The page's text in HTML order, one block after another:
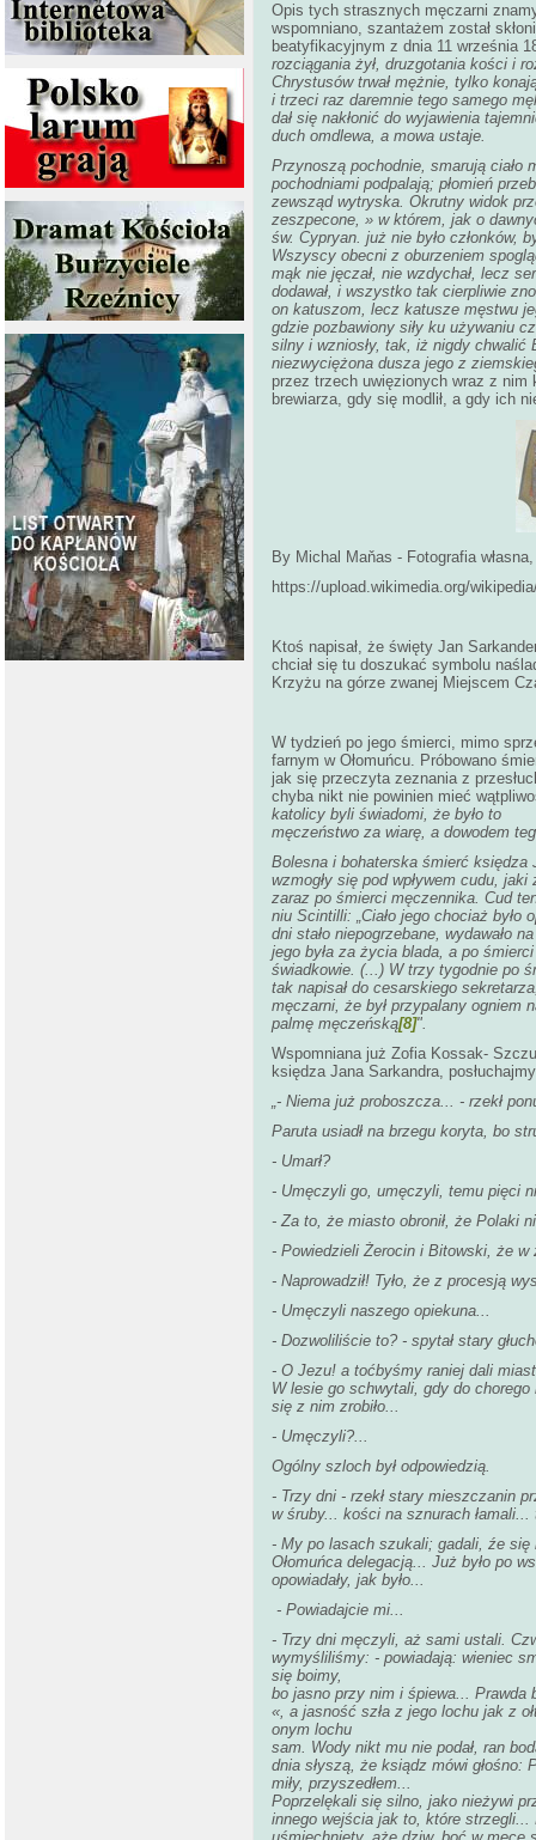
Opis tych strasznych męczarni
wspomniano, szantażem został
beatyfikacyjnym z dnia 11 września
rozciągania żył, druzgotania kości i
Chrystusów trwał mężnie, tylko
i trzeci raz daremnie tego samego
dał się nakłonić do wyjawienia
duch omdlewa, a mowa ustaje.
Przynoszą pochodnie, smarują ciało
pochodniami podpalają; płomień
zewsząd wytryska. Okrutny widok
zeszpecone, » w którem, jak o
św. Cypryan. już nie było członków,
Wszyscy obecni z oburzeniem
mąk nie jęczał, nie wzdychał, lecz
dodawał, i wszystko tak cierpliwie
on katuszom, lecz katusze męstwu
gdzie pozbawiony siły ku używaniu
silny i wzniosły, tak, iż nigdy chwalić
niezwyciężona dusza jego z
przez trzech uwięzionych wraz z nim
brewiarza, gdy się modlił, a gdy ich
By Michal Maňas - Fotografia
https://upload.wikimedia.org/
Ktoś napisał, że święty Jan
chciał się tu doszukać symbolu
Krzyżu na górze zwanej Miejscem
W tydzień po jego śmierci, mimo
farnym w Ołomuńcu. Próbowano
jak się przeczyta zeznania z
chyba nikt nie powinien mieć
katolicy byli świadomi, że było to
męczeństwo za wiarę, a dowodem
Bolesna i bohaterska śmierć księdza
wzmogły się pod wpływem cudu, jaki
zaraz po śmierci męczennika. Cud
niu Scintilli: „Ciało jego chociaż było
dni stało niepogrzebane, wydawało
jego była za życia blada, a po
świadkowie. (...) W trzy tygodnie po
tak napisał do cesarskiego
męczarni, że był przypalany ogniem
palmę męczeńską[8]".
Wspomniana już Zofia Kossak-
księdza Jana Sarkandra,
„- Niema już proboszcza... - rzekł
Paruta usiadł na brzegu koryta, bo
- Umarł?
- Umęczyli go, umęczyli, temu pięci
- Za to, że miasto obronił, że Polaki
- Powiedzieli Żerocin i Bitowski, że w
- Naprowadził! Tyło, że z procesją
- Umęczyli naszego opiekuna...
- Dozwoliliście to? - spytał stary
- O Jezu! a toćbyśmy raniej dali
W lesie go schwytali, gdy do
się z nim zrobiło...
- Umęczyli?...
Ogólny szloch był odpowiedzią.
- Trzy dni - rzekł stary mieszczanin
w śruby... kości na sznurach
- My po lasach szukali; gadali, źe się
Ołomuńca delegacją... Już było po
opowiadały, jak było...
- Powiadajcie mi...
- Trzy dni męczyli, aż sami ustali.
wymyśliliśmy: - powiadają: wieniec
się boimy,
bo jasno przy nim i śpiewa... Prawda
«, a jasność szła z jego lochu jak z
onym lochu
sam. Wody nikt mu nie podał, ran
dnia słyszą, że ksiądz mówi
miły, przyszedłem...
Poprzelękali się silno, jako nieżywi
innego wejścia jak to, które strzegli...